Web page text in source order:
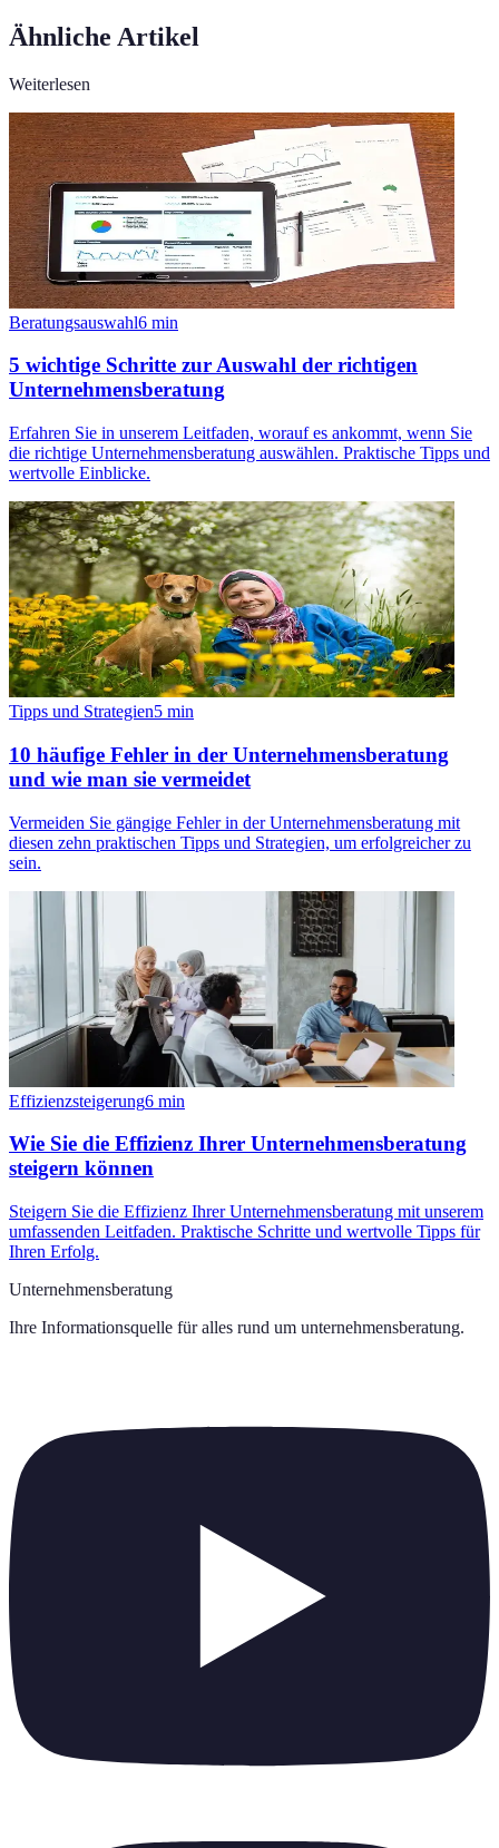
Ähnliche Artikel
Weiterlesen
Beratungsauswahl6 min
5 wichtige Schritte zur Auswahl der richtigen
Unternehmensberatung
Erfahren Sie in unserem Leitfaden, worauf es ankommt, wenn Sie
die richtige Unternehmensberatung auswählen. Praktische Tipps und
wertvolle Einblicke.
Tipps und Strategien5 min
10 häufige Fehler in der Unternehmensberatung
und wie man sie vermeidet
Vermeiden Sie gängige Fehler in der Unternehmensberatung mit
diesen zehn praktischen Tipps und Strategien, um erfolgreicher zu
sein.
Effizienzsteigerung6 min
Wie Sie die Effizienz Ihrer Unternehmensberatung
steigern können
Steigern Sie die Effizienz Ihrer Unternehmensberatung mit unserem
umfassenden Leitfaden. Praktische Schritte und wertvolle Tipps für
Ihren Erfolg.
Unternehmensberatung
Ihre Informationsquelle für alles rund um unternehmensberatung.